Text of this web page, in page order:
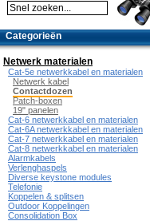
Categorieën
Netwerk materialen
Cat-5e netwerkkabel en materialen
Netwerk kabel
Contactdozen
Patch-boxen
19" panelen
Cat-6 netwerkkabel en materialen
Cat-6A netwerkkabel en materialen
Cat-7 netwerkkabel en materialen
Cat-8 netwerkkabel en materialen
Alarmkabels
Verlenghaspels
Diverse keystone modules
Telefonie
Koppelen & splitsen
Outdoor Koppelingen
Consolidation Box